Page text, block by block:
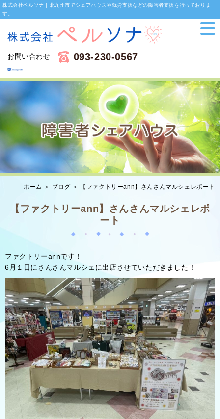
株式会社ペルソナ | 北九州市でシェアハウスや就労支援などの障害者支援を行っておりま
す。
お問い合わせ 093-230-0567
ホーム ＞ ブログ ＞ 【ファクトリーann】さんさんマルシェレポート
【ファクトリーann】さんさんマルシェレポ
ート
ファクトリーannです！
6月１日にさんさんマルシェに出店させていただきました！